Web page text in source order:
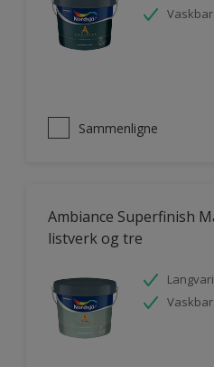
Vaskbar
Sammenligne
Ambiance Superfinish
listverk og tre
Vaskbar